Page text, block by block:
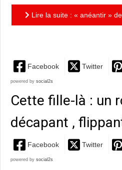
Lire la suite : « anéantir »
Facebook Twitter
powered by social2s
Cette fille-là : un
décapant ,
Facebook Twitter
powered by social2s